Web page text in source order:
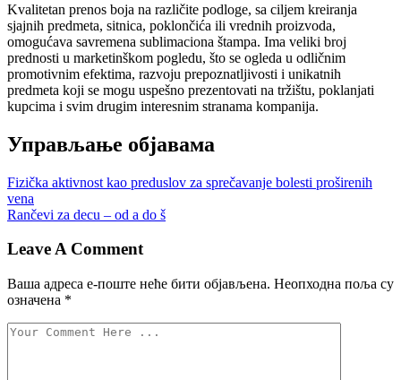
Kvalitetan prenos boja na različite podloge, sa ciljem kreiranja
sjajnih predmeta, sitnica, poklončića ili vrednih proizvoda,
omogućava savremena sublimaciona štampa. Ima veliki broj
prednosti u marketinškom pogledu, što se ogleda u odličnim
promotivnim efektima, razvoju prepoznatljivosti i unikatnih
predmeta koji se mogu uspešno prezentovati na tržištu, poklanjati
kupcima i svim drugim interesnim stranama kompanija.
Управљање објавама
Fizička aktivnost kao preduslov za sprečavanje bolesti proširenih
vena
Rančevi za decu – od a do š
Leave A Comment
Ваша адреса е-поште неће бити објављена. Неопходна поља су
означена *